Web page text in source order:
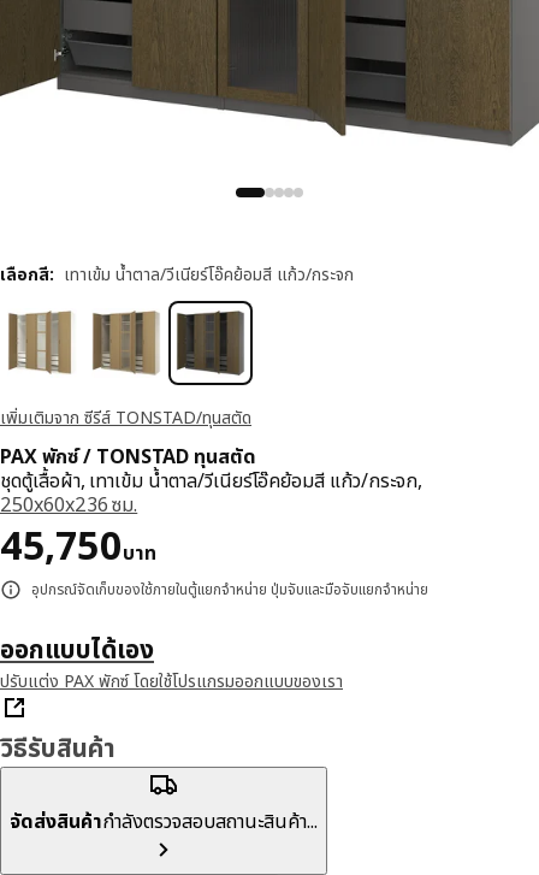
เพิ่มเติมจาก ซีรีส์ TONSTAD/ทุนสตัด
PAX พักซ์ / TONSTAD ทุนสตัด
ชุดตู้เสื้อผ้า, เทาเข้ม น้ำตาล/วีเนียร์โอ๊คย้อมสี แก้ว/กระจก,
250x60x236 ซม.
45,750บาท
ราคา 45750บาท
อุปกรณ์จัดเก็บของใช้ภายในตู้แยกจำหน่าย ปุ่มจับและมือจับแยกจำหน่าย
เลือกสี: เทาเข้ม น้ำตาล/วีเนียร์โอ๊คย้อมสี แก้ว/กระจก
ออกแบบได้เอง
ปรับแต่ง PAX พักซ์ โดยใช้โปรแกรมออกแบบของเรา
วิธีรับสินค้า
จัดส่งสินค้ากำลังตรวจสอบสถานะสินค้า...